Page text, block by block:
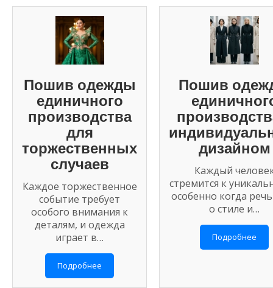
Пошив одежды
единичного
производства
для
торжественных
случаев
Каждое торжественное
событие требует
особого внимания к
деталям, и одежда
играет в…
Подробнее
Пошив
дизайном
Каждый
стремится к
особенно когда
о стиле и…
Подробнее